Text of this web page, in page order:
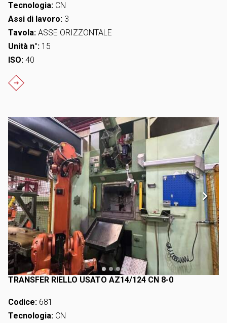
Tecnologia: CN
Assi di lavoro: 3
Tavola: ASSE ORIZZONTALE
Unità n°: 15
ISO: 40
TRANSFER RIELLO USATO AZ14/124 CN 8-0
Codice: 681
Tecnologia: CN